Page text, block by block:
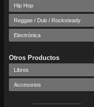
Hip Hop
Reggae / Dub / Rocksteady
Electrónica
Otros Productos
Libros
Accesorios